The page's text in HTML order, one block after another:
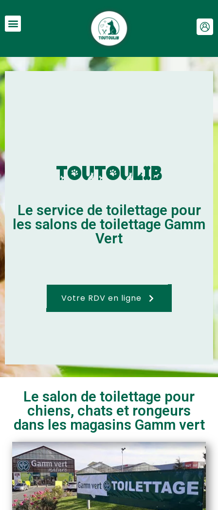
TOUTOULIB
Le service de toilettage pour
les salons de toilettage Gamm
Vert
Votre RDV en ligne
Le salon de toilettage pour
chiens, chats et rongeurs
dans les magasins Gamm vert